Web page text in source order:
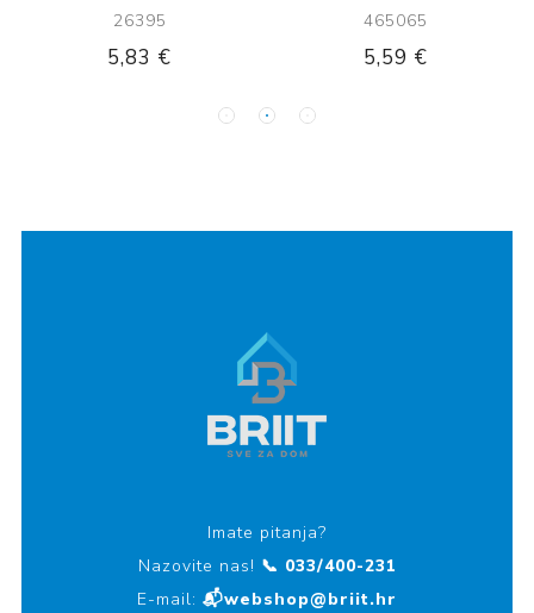
26395
5,83 €
465065
5,59 €
Imate pitanja?
Nazovite nas! 📞 033/400-231
E-mail: 📬webshop@briit.hr